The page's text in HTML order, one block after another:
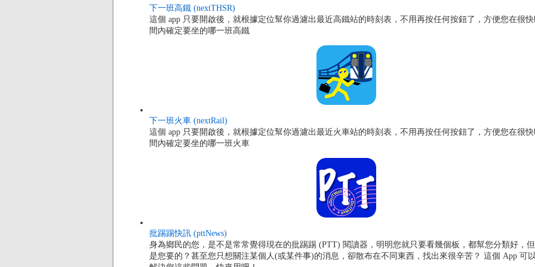
下一班高鐵 (nextTHSR)
這個 app 只要開啟後，就根據定位幫你過濾出最近高鐵站的時刻表，不用再按任何按鈕了，方便您在很
間內確定要坐的哪一班高鐵
下一班火車 (nextRail)
這個 app 只要開啟後，就根據定位幫你過濾出最近火車站的時刻表，不用再按任何按鈕了，方便您在很
間內確定要坐的哪一班火車
批踢踢快訊 (pttNews)
身為鄉民的您，是不是常常覺得現在的批踢踢 (PTT) 閱讀器，明明您就只要看幾個板，都幫您分類好，
是您要的？甚至您只想關注某個人(或某件事)的消息，卻散布在不同東西，找出來很辛苦？ 這個 App 可以